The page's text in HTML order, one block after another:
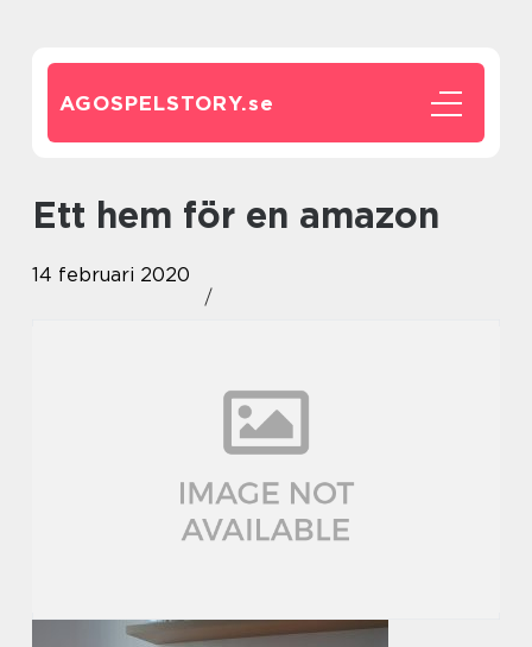
AGOSPELSTORY.se
Ett hem för en amazon
14 februari 2020